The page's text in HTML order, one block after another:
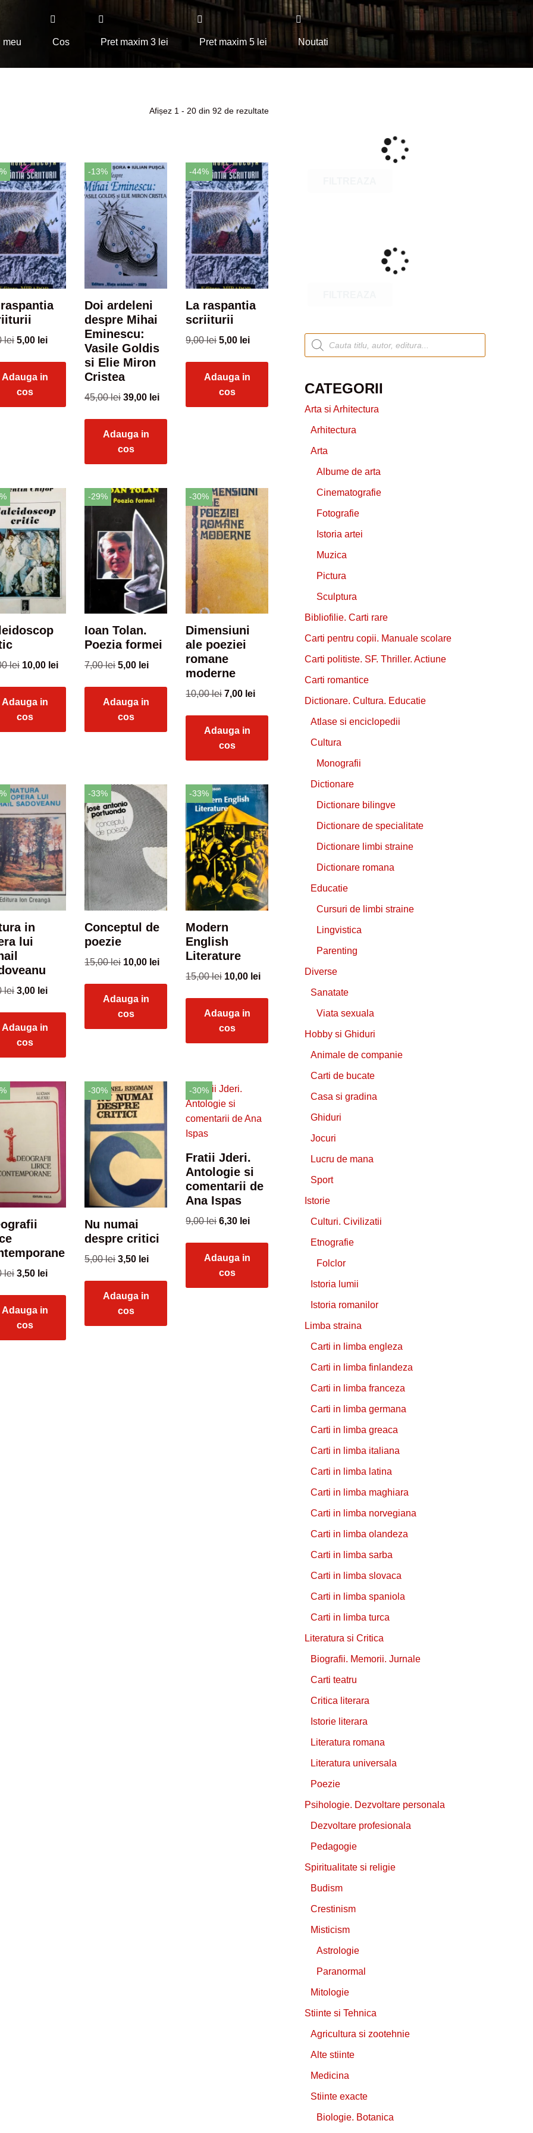
meu Cos Pret maxim 3 lei Pret maxim 5 lei Noutati
Afișez 1 - 20 din 92 de rezultate
lei 5,00 lei
Adauga in
cos
-13%
Doi ardeleni
despre Mihai
Eminescu:
Vasile Goldis
si Elie Miron
Cristea
45,00lei 39,00 lei
Adauga in
cos
-44%
La raspantia
scriiturii
9,00lei 5,00 lei
Adauga in
cos
lei 10,00 lei
Adauga in
cos
-29%
Ioan Tolan.
Poezia formei
7,00lei 5,00 lei
Adauga in
cos
-30%
Dimensiuni
ale poeziei
romane
moderne
10,00lei 7,00 lei
Adauga in
cos
in
lui
lei 3,00 lei
Adauga in
cos
-33%
Conceptul de
poezie
15,00lei 10,00 lei
Adauga in
cos
-33%
Modern
English
Literature
15,00lei 10,00 lei
Adauga in
cos
lei 3,50 lei
Adauga in
cos
-30%
Nu numai
despre critici
5,00lei 3,50 lei
Adauga in
cos
-30%
Fratii Jderi.
Antologie si
comentarii de
Ana Ispas
9,00lei 6,30 lei
Adauga in
cos
CATEGORII
Arta si Arhitectura
Arhitectura
Arta
Albume de arta
Cinematografie
Fotografie
Istoria artei
Muzica
Pictura
Sculptura
Bibliofilie. Carti rare
Carti pentru copii. Manuale scolare
Carti politiste. SF. Thriller. Actiune
Carti romantice
Dictionare. Cultura. Educatie
Atlase si enciclopedii
Cultura
Monografii
Dictionare
Dictionare bilingve
Dictionare de specialitate
Dictionare limbi straine
Dictionare romana
Educatie
Cursuri de limbi straine
Lingvistica
Parenting
Diverse
Sanatate
Viata sexuala
Hobby si Ghiduri
Animale de companie
Carti de bucate
Casa si gradina
Ghiduri
Jocuri
Lucru de mana
Sport
Istorie
Culturi. Civilizatii
Etnografie
Folclor
Istoria lumii
Istoria romanilor
Limba straina
Carti in limba engleza
Carti in limba finlandeza
Carti in limba franceza
Carti in limba germana
Carti in limba greaca
Carti in limba italiana
Carti in limba latina
Carti in limba maghiara
Carti in limba norvegiana
Carti in limba olandeza
Carti in limba sarba
Carti in limba slovaca
Carti in limba spaniola
Carti in limba turca
Literatura si Critica
Biografii. Memorii. Jurnale
Carti teatru
Critica literara
Istorie literara
Literatura romana
Literatura universala
Poezie
Psihologie. Dezvoltare personala
Dezvoltare profesionala
Pedagogie
Spiritualitate si religie
Budism
Crestinism
Misticism
Astrologie
Paranormal
Mitologie
Stiinte si Tehnica
Agricultura si zootehnie
Alte stiinte
Medicina
Stiinte exacte
Biologie. Botanica